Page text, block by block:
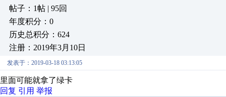
帖子：1帖 | 95回
年度积分：0
历史总积分：624
注册：2019年3月10日
发表于：2019-03-18 03:13:05
里面可能就拿了绿卡
回复 引用 举报